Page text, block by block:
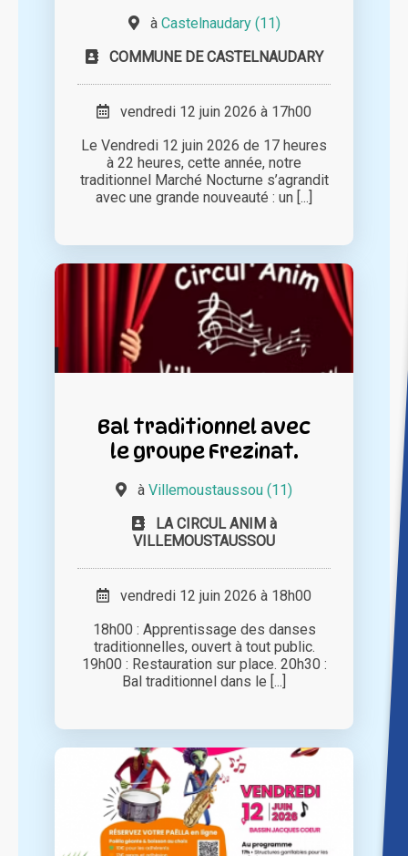
à Castelnaudary (11)
COMMUNE DE CASTELNAUDARY
vendredi 12 juin 2026 à 17h00
Le Vendredi 12 juin 2026 de 17 heures
à 22 heures, cette année, notre
traditionnel Marché Nocturne s’agrandit
avec une grande nouveauté : un [...]
Bal traditionnel avec
le groupe Frezinat.
à Villemoustaussou (11)
LA CIRCUL ANIM à
VILLEMOUSTAUSSOU
vendredi 12 juin 2026 à 18h00
18h00 : Apprentissage des danses
traditionnelles, ouvert à tout public.
19h00 : Restauration sur place. 20h30 :
Bal traditionnel dans le [...]